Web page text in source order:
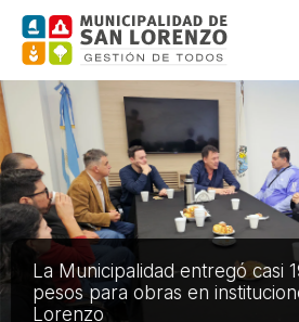
Skip
content
La Municipalidad entregó casi
pesos para obras en
Lorenzo